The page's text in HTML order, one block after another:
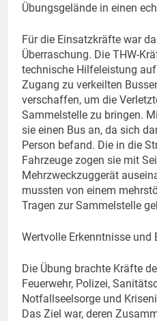
Übungsgelände in einen
Für die Einsatzkräfte war
Überraschung. Die THW-
technische Hilfeleistung
Zugang zu verkeilten
verschaffen, um die
Sammelstelle zu bringen.
sie einen Bus an, da sich
Person befand. Die in die
Fahrzeuge zogen sie mit
Mehrzweckzuggerät
mussten von einem
Tragen zur Sammelstelle
Wertvolle Erkenntnisse und
Die Übung brachte Kräfte
Feuerwehr, Polizei,
Notfallseelsorge und
Das Ziel war, deren